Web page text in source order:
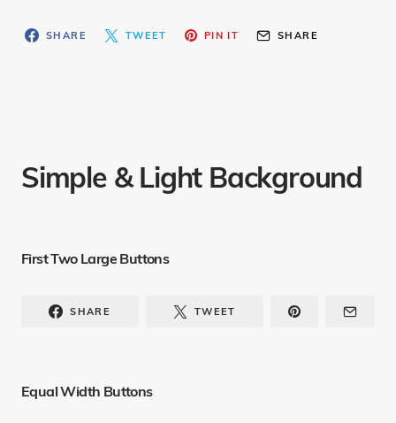
SHARE TWEET PIN IT SHARE
Simple & Light Background
First Two Large Buttons
SHARE TWEET
Equal Width Buttons